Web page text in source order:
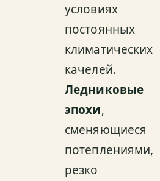
условиях
постоянных
климатических
качелей.
Ледниковые
эпохи,
сменяющиеся
потеплениями,
резко